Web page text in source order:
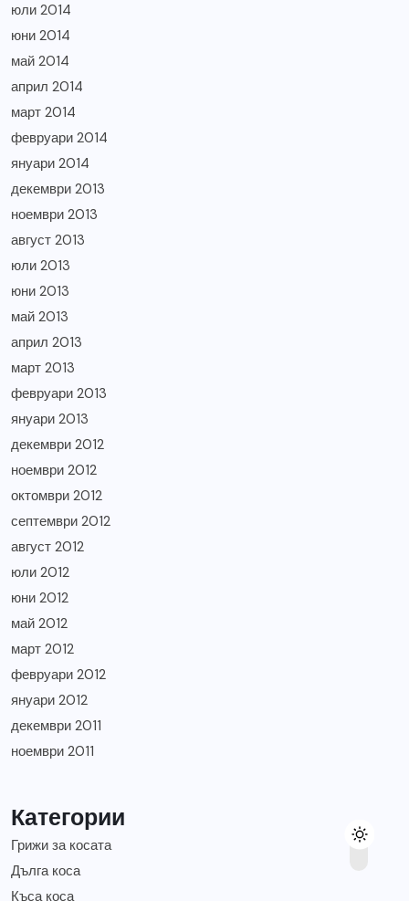
юли 2014
юни 2014
май 2014
април 2014
март 2014
февруари 2014
януари 2014
декември 2013
ноември 2013
август 2013
юли 2013
юни 2013
май 2013
април 2013
март 2013
февруари 2013
януари 2013
декември 2012
ноември 2012
октомври 2012
септември 2012
август 2012
юли 2012
юни 2012
май 2012
март 2012
февруари 2012
януари 2012
декември 2011
ноември 2011
Категории
Грижи за косата
Дълга коса
Къса коса